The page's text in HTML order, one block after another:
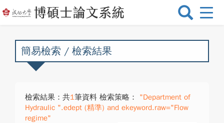
選
換
簡易檢索 / 檢索結果
檢索結果：共1筆資料 檢索策略：
"Department of
Hydraulic ".edept (精準) and ekeyword.raw="Flow
regime"